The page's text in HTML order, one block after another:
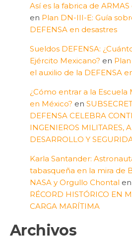
Así es la fabrica de
en Plan DN-III-E: Guía
DEFENSA en desastres
Sueldos DEFENSA:
Ejército Mexicano? en
el auxilio de la DEFENSA
¿Cómo entrar a la
en México? en
DEFENSA CELEBRA
INGENIEROS MILITARES,
DESARROLLO Y
Karla Santander:
tabasqueña en la mira de
NASA y Orgullo Chontal en
RÉCORD HISTÓRICO EN
CARGA MARÍTIMA
Archivos